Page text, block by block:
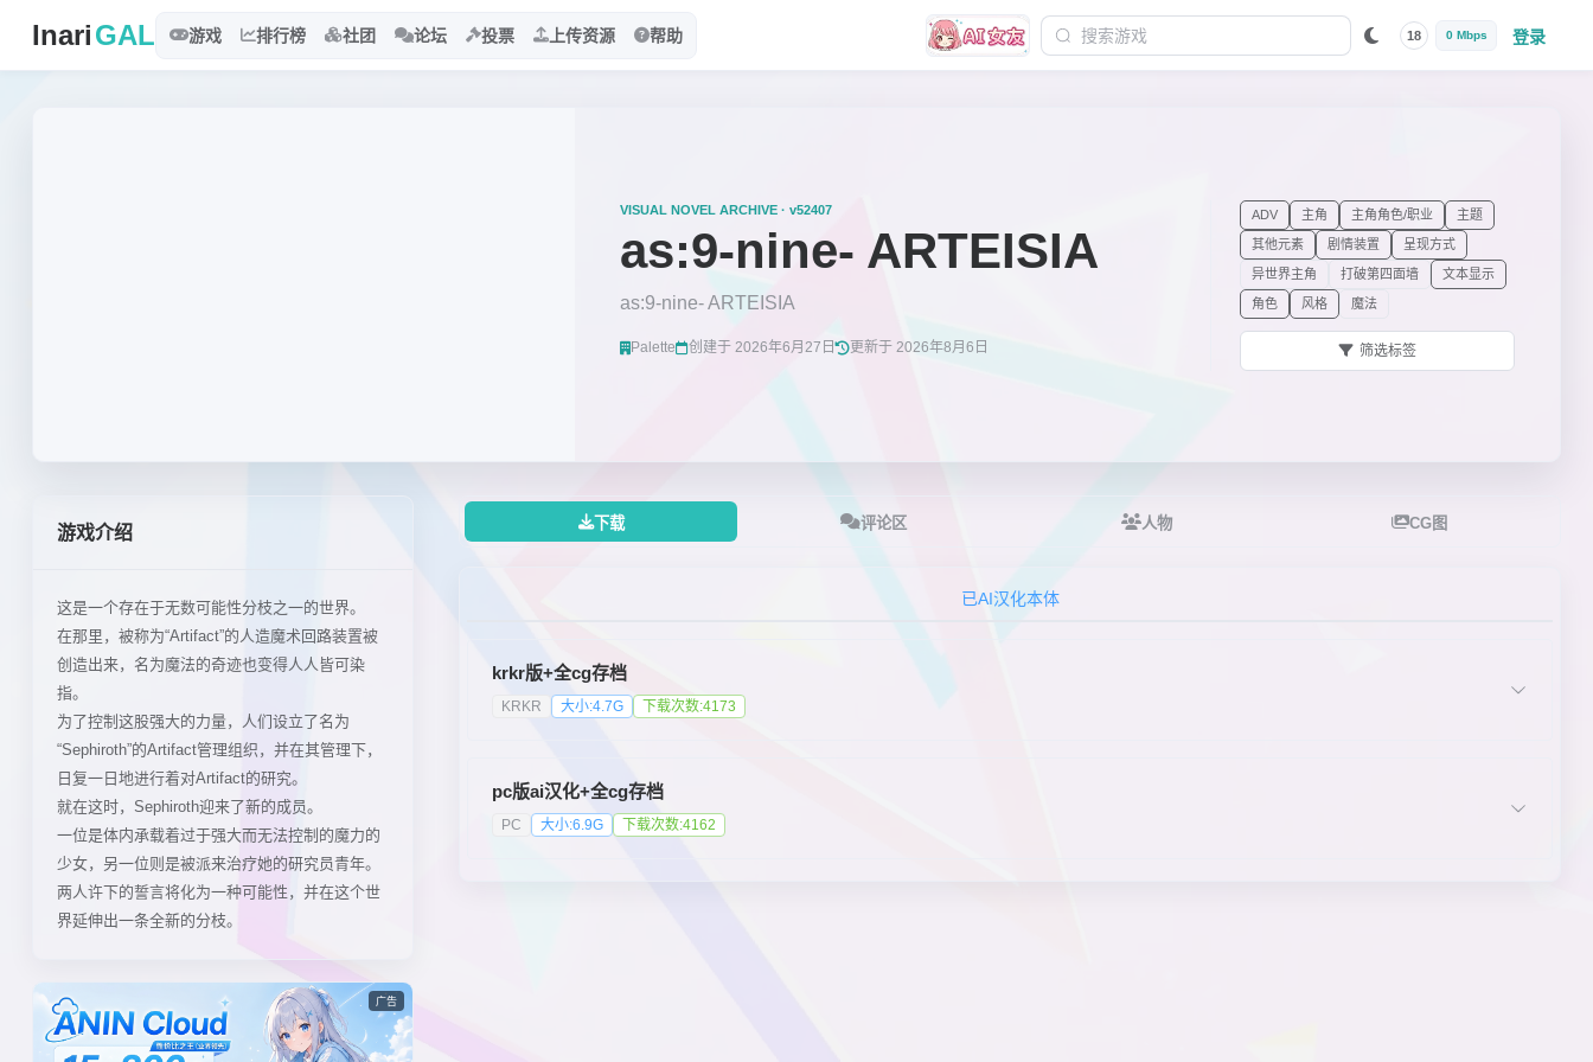
InariGAL 游戏 排行榜 社团 论坛 投票 上传资源 帮助 18 0 Mbps 登录
VISUAL NOVEL ARCHIVE · v52407
as:9-nine- ARTEISIA
as:9-nine- ARTEISIA
Palette 创建于 2026年6月27日 更新于 2026年8月6日
ADV 主角 主角角色/职业 主题
其他元素 剧情装置 呈现方式
异世界主角 打破第四面墙 文本显示
角色 风格 魔法
筛选标签
游戏介绍
这是一个存在于无数可能性分枝之一的世界。
在那里，被称为“Artifact”的人造魔术回路装置被
创造出来，名为魔法的奇迹也变得人人皆可染
指。
为了控制这股强大的力量，人们设立了名为
“Sephiroth”的Artifact管理组织，并在其管理下，
日复一日地进行着对Artifact的研究。
就在这时，Sephiroth迎来了新的成员。
一位是体内承载着过于强大而无法控制的魔力的
少女，另一位则是被派来治疗她的研究员青年。
两人许下的誓言将化为一种可能性，并在这个世
界延伸出一条全新的分枝。
广告
下载 评论区 人物 CG图
krkr版+全cg存档
KRKR 大小:4.7G 下载次数:4173
pc版ai汉化+全cg存档
PC 大小:6.9G 下载次数:4162
已AI汉化本体